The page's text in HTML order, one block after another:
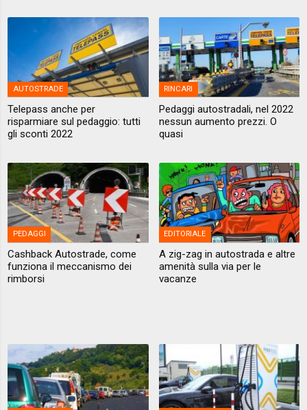
AUTOSTRADE
Telepass anche per
risparmiare sul pedaggio: tutti
gli sconti 2022
RINCARI
Pedaggi autostradali, nel 2022
nessun aumento prezzi. O
quasi
PEDAGGI
Cashback Autostrade, come
funziona il meccanismo dei
rimborsi
EDITORIALE
A zig-zag in autostrada e altre
amenità sulla via per le
vacanze